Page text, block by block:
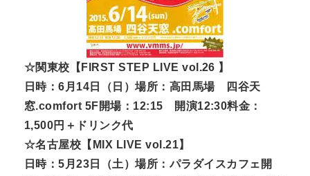
☆関東校【FIRST STEP LIVE vol.26 】
日時：6月14日（日）場所：高田馬場 四谷天
窓.comfort 5F開場：12:15 開演12:30料金：
1,500円＋ドリンク代
☆名古屋校【MIX LIVE vol.21】
日時：5月23日（土）場所：パラダイスカフェ開